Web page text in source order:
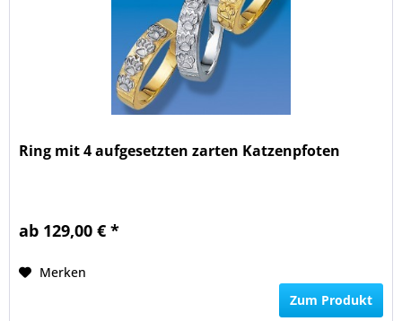
Ring mit 4 aufgesetzten zarten Katzenpfoten
ab 129,00 € *
Merken
Zum Produkt